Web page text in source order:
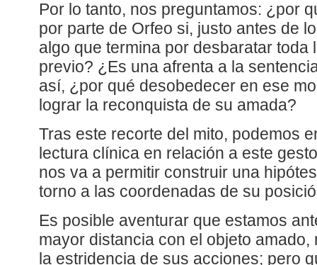
Por lo tanto, nos preguntamos: ¿por
por parte de Orfeo si, justo antes de
algo que termina por desbaratar toda
previo? ¿Es una afrenta a la
así, ¿por qué desobedecer en ese
lograr la reconquista de su amada?
Tras este recorte del mito, podemos
lectura clínica en relación a este
nos va a permitir construir una
torno a las coordenadas de su
Es posible aventurar que estamos
mayor distancia con el objeto
la estridencia de sus acciones; pero